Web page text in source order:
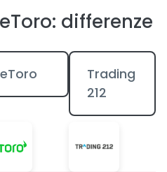
differenze
eToro
Trading
212